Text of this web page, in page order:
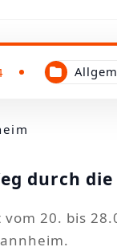
durch die
vom 20. bis